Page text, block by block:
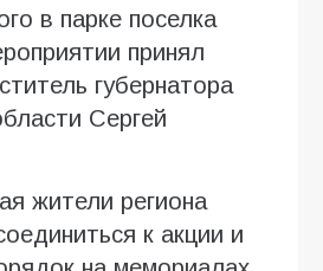
в парке поселка
принял
губернатора
Сергей
жители региона
к акции и